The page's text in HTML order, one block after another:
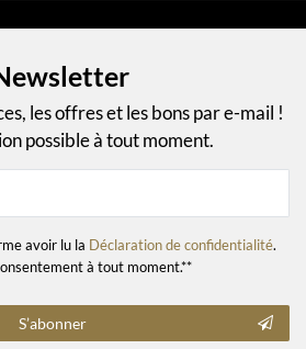
les offres et les bons par e-mail !
possible à tout moment.
avoir lu la Déclaration de confidentialité.
à tout moment.**
S’abonner